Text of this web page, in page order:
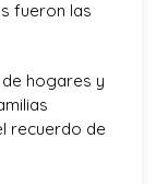
fueron las
hogares y
recuerdo de